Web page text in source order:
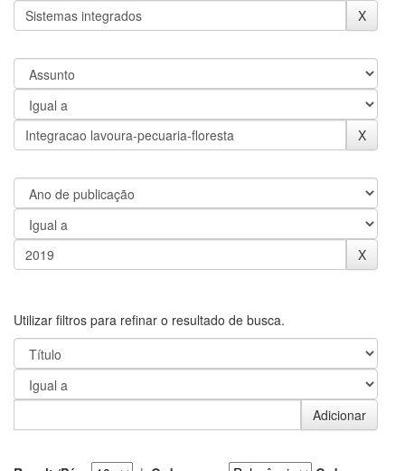
Utilizar filtros para refinar o resultado de busca.